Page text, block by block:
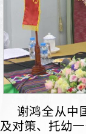
谢鸿全从中
及对策、托幼